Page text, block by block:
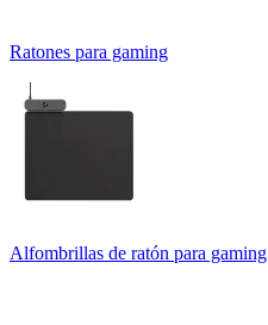
Ratones para gaming
Alfombrillas de ratón para gaming